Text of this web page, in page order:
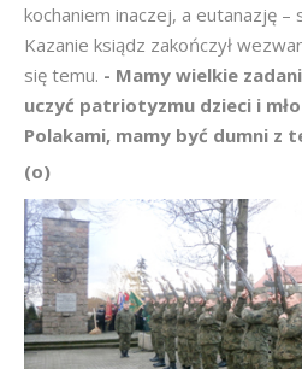
kochaniem inaczej, a eutanazję –
Kazanie ksiądz zakończył
się temu. - Mamy wielkie
uczyć patriotyzmu dzieci i
Polakami, mamy być dumni z
(o)